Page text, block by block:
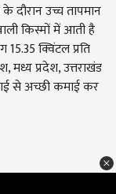
उच्च तापमान
किस्मों में आती है
क्विंटल प्रति
मध्य प्रदेश, उत्तराखंड
से अच्छी कमाई कर